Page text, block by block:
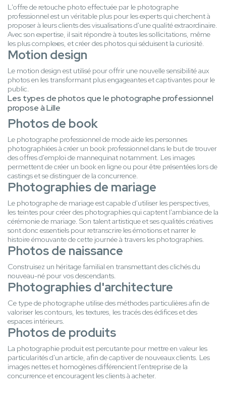
L'offre de retouche photo effectuée par le photographe
professionnel est un véritable plus pour les experts qui cherchent à
proposer à leurs clients des visualisations d'une qualité extraordinaire.
Avec son expertise, il sait répondre à toutes les sollicitations, même
les plus complexes, et créer des photos qui séduisent la curiosité.
Motion design
Le motion design est utilisé pour offrir une nouvelle sensibilité aux
photos en les transformant plus engageantes et captivantes pour le
public.
Les types de photos que le photographe professionnel
propose à Lille
Photos de book
Le photographe professionnel de mode aide les personnes
photographiées à créer un book professionnel dans le but de trouver
des offres d'emploi de mannequinat notamment. Les images
permettent de créer un book en ligne ou pour être présentées lors de
castings et se distinguer de la concurrence.
Photographies de mariage
Le photographe de mariage est capable d'utiliser les perspectives,
les teintes pour créer des photographies qui captent l'ambiance de la
cérémonie de mariage. Son talent artistique et ses qualités créatives
sont donc essentiels pour retranscrire les émotions et narrer le
histoire émouvante de cette journée à travers les photographies.
Photos de naissance
Construisez un héritage familial en transmettant des clichés du
nouveau-né pour vos descendants.
Photographies d'architecture
Ce type de photographe utilise des méthodes particulières afin de
valoriser les contours, les textures, les tracés des édifices et des
espaces intérieurs.
Photos de produits
La photographie produit est percutante pour mettre en valeur les
particularités d'un article, afin de captiver de nouveaux clients. Les
images nettes et homogènes différencient l'entreprise de la
concurrence et encouragent les clients à acheter.